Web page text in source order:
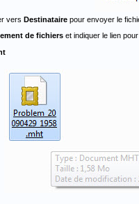
vers Destinataire pour envoyer le
de fichiers et indiquer le lien